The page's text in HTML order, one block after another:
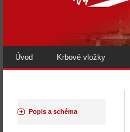
Úvod Krbové vložky
Popis a schéma